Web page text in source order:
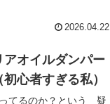
2026.04.22
オイルダンパー
心者すぎる私）
てるのか？という 疑